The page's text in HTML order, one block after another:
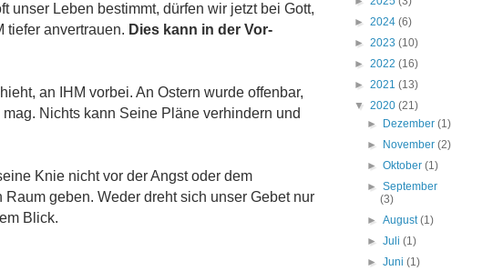
unser Leben bestimmt, dürfen wir jetzt bei Gott,
tiefer anvertrauen. Dies kann in der Vor-
an IHM vorbei. An Ostern wurde offenbar,
Nichts kann Seine Pläne verhindern und
Knie nicht vor der Angst oder dem
geben. Weder dreht sich unser Gebet nur
Blick.
► 2024 (6)
► 2023 (10)
► 2022 (16)
► 2021 (13)
▼ 2020 (21)
►
Dezember(1)
►
November(2)
►Oktober(1)
►September
(3)
►August(1)
►Juli(1)
►Juni(1)